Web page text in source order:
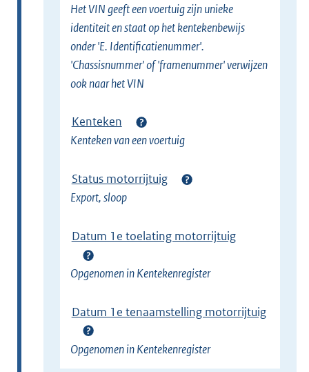
)
Het VIN geeft een voertuig zijn unieke
identiteit en staat op het kentekenbewijs
onder 'E. Identificatienummer'.
'Chassisnummer' of 'framenummer' verwijzen
ook naar het VIN
Kenteken
Kenteken van een voertuig
Status motorrijtuig
Export, sloop
Datum 1e toelating motorrijtuig
Opgenomen in Kentekenregister
Datum 1e tenaamstelling motorrijtuig
Opgenomen in Kentekenregister